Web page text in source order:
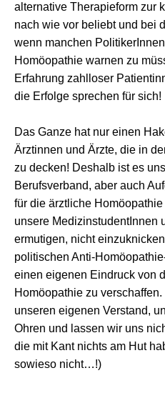
alternative Therapieform zur
nach wie vor beliebt und bei
wenn manchen
Homöopathie warnen zu
Erfahrung zahlloser
die Erfolge sprechen für sich!
Das Ganze hat nur einen
Ärztinnen und Ärzte, die in
zu decken! Deshalb ist es
Berufsverband, aber auch
für die ärztliche
unsere MedizinstudentInnen
ermutigen, nicht
politischen Anti-
einen eigenen Eindruck von
Homöopathie zu
unseren eigenen Verstand,
Ohren und lassen wir uns
die mit Kant nichts am Hut
sowieso nicht…!)